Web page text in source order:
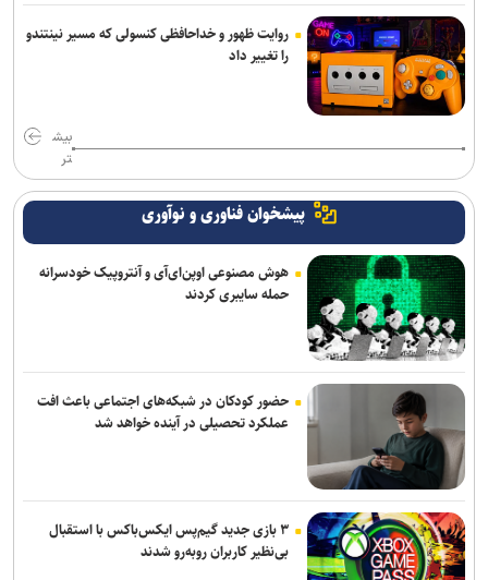
روایت ظهور و خداحافظی کنسولی که مسیر نینتندو
را تغییر داد
بیش
تر
پیشخوان فناوری و نوآوری
هوش مصنوعی اوپن‌ای‌آی و آنتروپیک خودسرانه
حمله سایبری کردند
حضور کودکان در شبکه‌های اجتماعی باعث افت
عملکرد تحصیلی در آینده خواهد شد
۳ بازی جدید گیم‌پس ایکس‌باکس با استقبال
بی‌نظیر کاربران روبه‌رو شدند